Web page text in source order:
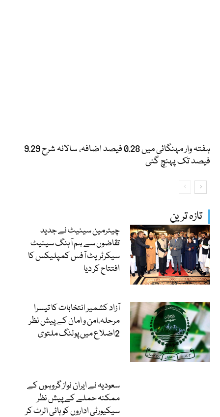
تازہ ترین
چیئرمین سینیٹ نے جدید
تقاضوں سے ہم آہنگ سینیٹ
سیکرٹریٹ آفس کمپلیکس کا
افتتاح کر دیا
آزاد کشمیر انتخابات کا تیسرا
مرحلہ،امن و امان کے پیش نظر
2اضلاع میں پولنگ ملتوی
سعودیہ نے ایران نواز گروہوں کے
ممکنہ حملے کے پیش نظر
سیکیورٹی اداروں کو ہائی الرٹ کر
ہفتہ وار مہنگائی میں 0.28 فیصد اضافہ، سالانہ شرح 9.29
فیصد تک پہنچ گئی